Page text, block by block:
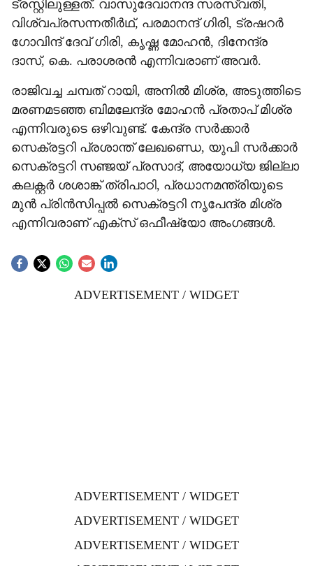
ട്രസ്റ്റിലുള്ളത്. വാസുദേവാനന്ദ സരസ്വതി,
വിശ്വപ്രസന്നതീർഥ്, പരമാനന്ദ് ഗിരി, ട്രഷറർ
ഗോവിന്ദ് ദേവ് ഗിരി, കൃഷ്ണ മോഹൻ, ദിനേന്ദ്ര
ദാസ്, കെ. പരാശരൻ എന്നിവരാണ് അവർ.
രാജിവച്ച ചമ്പത് റായി, അനിൽ മിശ്ര, അടുത്തിടെ
മരണമടഞ്ഞ ബിമലേന്ദ്ര മോഹൻ പ്രതാപ് മിശ്ര
എന്നിവരുടെ ഒഴിവുണ്ട്. കേന്ദ്ര സർക്കാർ
സെക്രട്ടറി പ്രശാന്ത് ലേഖണ്ഡെ, യുപി സർക്കാർ
സെക്രട്ടറി സഞ്ജയ് പ്രസാദ്, അയോധ്യ ജില്ലാ
കലക്റ്റർ ശശാങ്ക് ത്രിപാഠി, പ്രധാനമന്ത്രിയുടെ
മുൻ പ്രിൻസിപ്പൽ സെക്രട്ടറി നൃപേന്ദ്ര മിശ്ര
എന്നിവരാണ് എക്സ് ഒഫീഷ്യോ അംഗങ്ങൾ.
ADVERTISEMENT / WIDGET
ADVERTISEMENT / WIDGET
ADVERTISEMENT / WIDGET
ADVERTISEMENT / WIDGET